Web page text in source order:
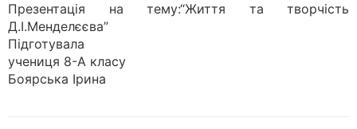
Презентація на тему:“Життя та творчість
Д.І.Менделєєва”
Підготувала
учениця 8-А класу
Боярська Ірина